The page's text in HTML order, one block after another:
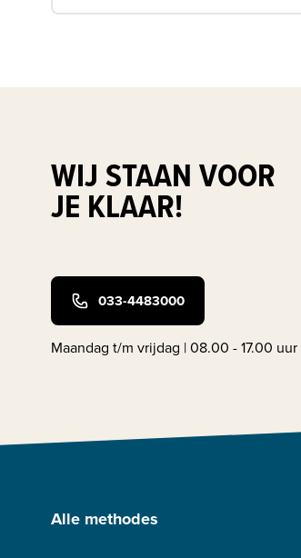
WIJ STAAN VOOR
JE KLAAR!
033-4483000
Maandag t/m vrijdag | 08.00 - 17.00 uur
Alle methodes